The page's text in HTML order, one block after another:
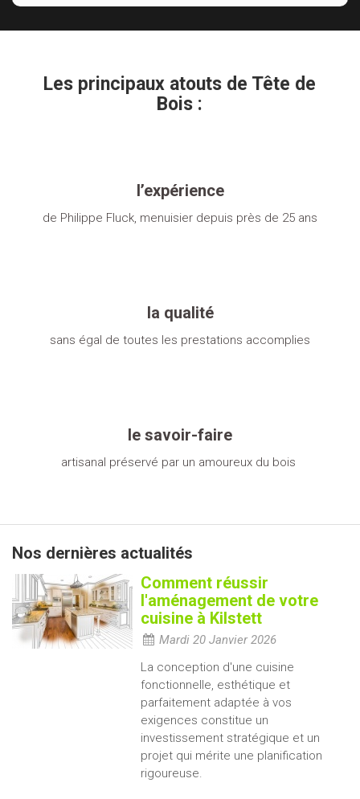
Les principaux atouts de Tête de
Bois :
l’expérience
de Philippe Fluck, menuisier depuis près de 25 ans
la qualité
sans égal de toutes les prestations accomplies
le savoir-faire
artisanal préservé par un amoureux du bois
Nos dernières actualités
Comment réussir
l'aménagement de votre
cuisine à Kilstett
Mardi 20 Janvier 2026
La conception d'une cuisine
fonctionnelle, esthétique et
parfaitement adaptée à vos
exigences constitue un
investissement stratégique et un
projet qui mérite une planification
rigoureuse.